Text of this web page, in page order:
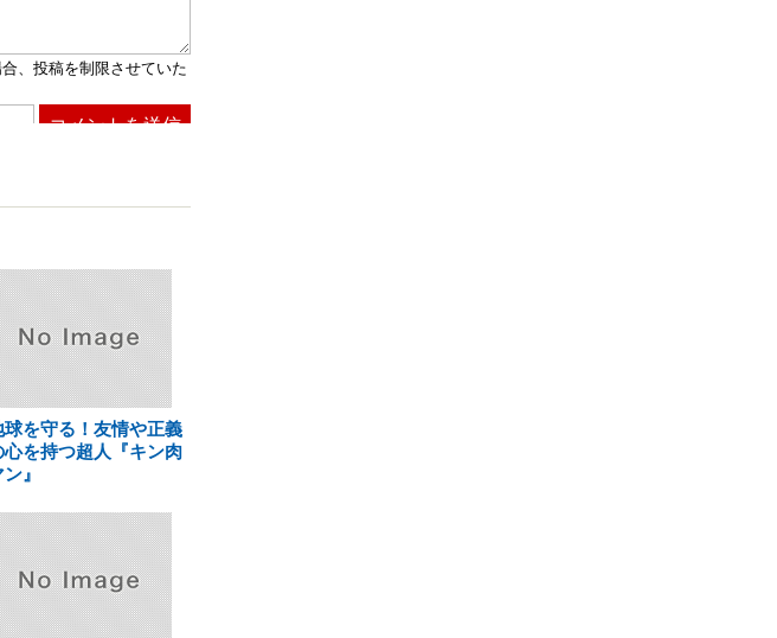
球を守る！友情や正義
心を持つ超人『キン肉
』